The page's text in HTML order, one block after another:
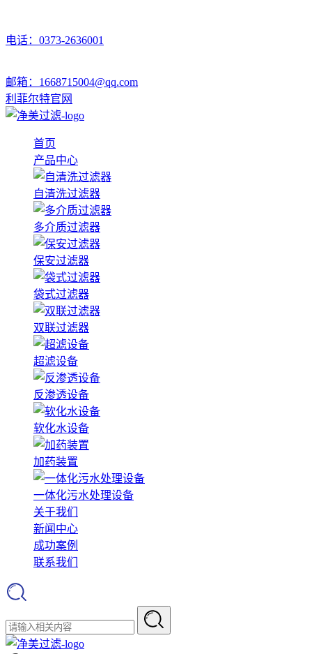
电话：0373-2636001
邮箱：1668715004@qq.com
利菲尔特官网
首页
产品中心
自清洗过滤器
多介质过滤器
保安过滤器
袋式过滤器
双联过滤器
超滤设备
反渗透设备
软化水设备
加药装置
一体化污水处理设备
关于我们
新闻中心
成功案例
联系我们